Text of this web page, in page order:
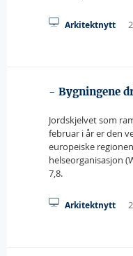
Arkitektnytt
- Bygningene
Jordskjelvet som
februar i år er den
europeiske
helseorganisasjon
7,8.
Arkitektnytt